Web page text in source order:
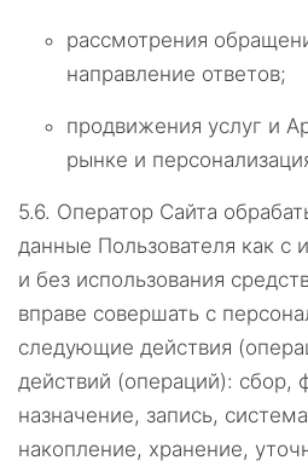
рассмотрения
направление ответов;
продвижения услуг и
рынке и
5.6. Оператор Сайта
данные Пользователя как с
и без использования
вправе совершать с
следующие действия
действий (операций): сбор,
назначение, запись,
накопление, хранение,